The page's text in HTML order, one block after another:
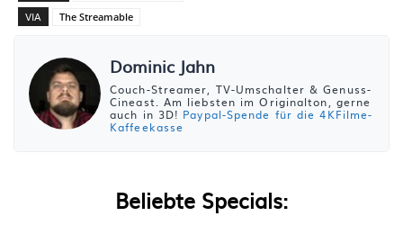
VIA The Streamable
Dominic Jahn
Couch-Streamer, TV-Umschalter & Genuss-
Cineast. Am liebsten im Originalton, gerne
auch in 3D! Paypal-Spende für die 4KFilme-
Kaffeekasse
Beliebte Specials: